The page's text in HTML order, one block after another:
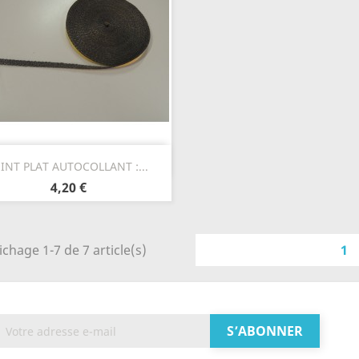
PLAT AUTOCOLLANT :...
4,20 €

1-7 de 7 article(s) 1